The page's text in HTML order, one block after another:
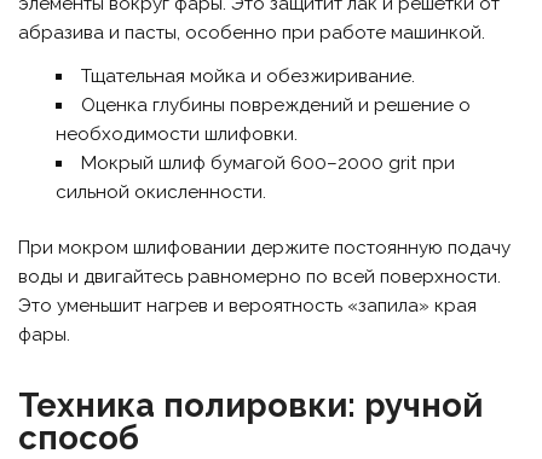
абразива и пасты, особенно при работе машинкой.
Тщательная мойка и обезжиривание.
Оценка глубины повреждений и решение о
необходимости шлифовки.
Мокрый шлиф бумагой 600–2000 grit при
сильной окисленности.
При мокром шлифовании держите постоянную подачу
воды и двигайтесь равномерно по всей поверхности.
Это уменьшит нагрев и вероятность «запила» края
фары.
Техника полировки: ручной
способ